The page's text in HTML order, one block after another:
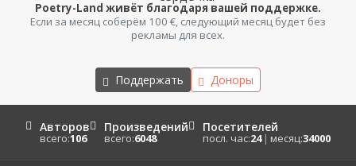
Poetry-Land живёт благодаря вашей поддержке.
Если за месяц соберём 100 €, следующий месяц будет без
рекламы для всех.
Поддержать Доноры
Авторов
всего:106
Произведений
всего:6048
Посетителей
посл. час:24 | месяц:34000